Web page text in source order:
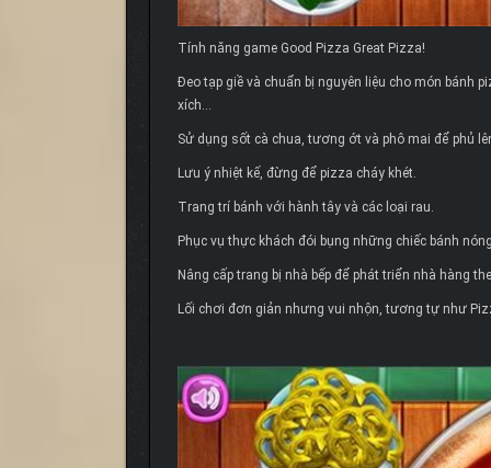
Tính năng game Good Pizza Great Pizza!
Đeo tạp giề và chuẩn bị nguyên liệu cho món bánh
xích…
Sử dụng sốt cà chua, tương ớt và phô mai để phủ
Lưu ý nhiệt kế, đừng để pizza cháy khét.
Trang trí bánh với hành tây và các loại rau.
Phục vụ thực khách đói bụng những chiếc bánh
Nâng cấp trang bị nhà bếp để phát triển nhà hàng
Lối chơi đơn giản nhưng vui nhộn, tương tự như